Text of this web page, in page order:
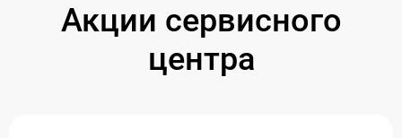
Акции сервисного
центра